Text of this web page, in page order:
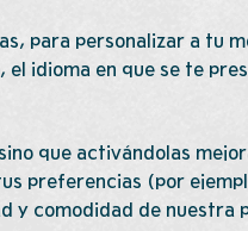
para personalizar a tu
idioma en que se te
que activándolas
preferencias (por
y comodidad de nuestra